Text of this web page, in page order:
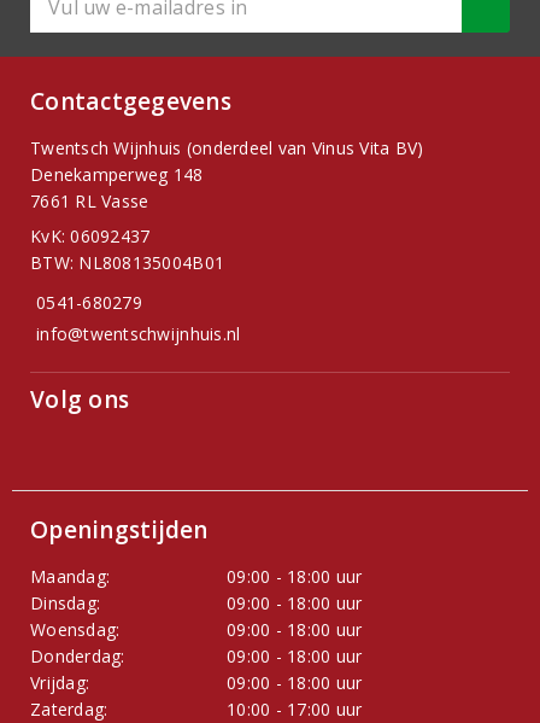
Contactgegevens
Twentsch Wijnhuis (onderdeel van Vinus Vita BV)
Denekamperweg 148
7661 RL Vasse
KvK: 06092437
BTW: NL808135004B01
0541-680279
info@twentschwijnhuis.nl
Volg ons
Openingstijden
Maandag:
09:00 - 18:00 uur
Dinsdag:
09:00 - 18:00 uur
Woensdag:
09:00 - 18:00 uur
Donderdag:
09:00 - 18:00 uur
Vrijdag:
09:00 - 18:00 uur
Zaterdag:
10:00 - 17:00 uur